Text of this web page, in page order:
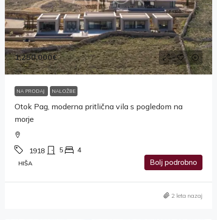
1,250,000€
NA PRODAJ NALOŽBE
Otok Pag, moderna pritlična vila s pogledom na
morje
1918 5 4
HIŠA Bolj podrobno
2 leta nazaj